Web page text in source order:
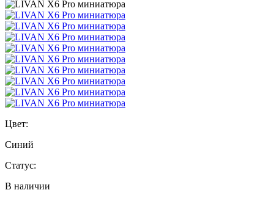
Цвет:
Синий
Статус:
В наличии